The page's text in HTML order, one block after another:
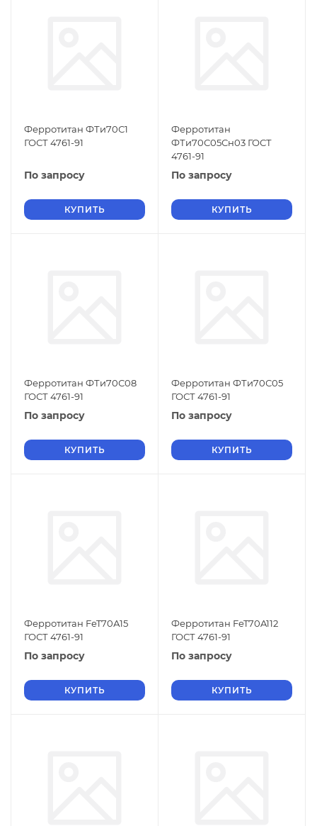
Ферротитан ФТи70С1
ГОСТ 4761-91
По запросу
КУПИТЬ
Ферротитан
ФТи70С05Сн03 ГОСТ
4761-91
По запросу
КУПИТЬ
Ферротитан ФТи70С08
ГОСТ 4761-91
По запросу
КУПИТЬ
Ферротитан ФТи70С05
ГОСТ 4761-91
По запросу
КУПИТЬ
Ферротитан FeT70А15
ГОСТ 4761-91
По запросу
КУПИТЬ
Ферротитан FeT70A112
ГОСТ 4761-91
По запросу
КУПИТЬ